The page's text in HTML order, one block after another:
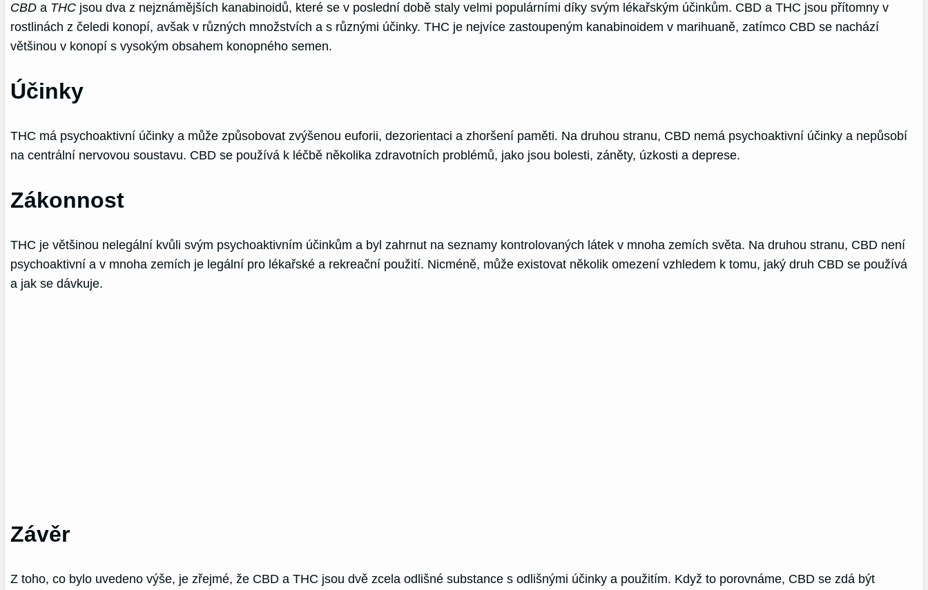
CBD a THC jsou dva z nejznámějších kanabinoidů, které se v poslední době staly velmi populárními díky svým lékařským účinkům. CBD a THC jsou přítomny v
rostlinách z čeledi konopí, avšak v různých množstvích a s různými účinky. THC je nejvíce zastoupeným kanabinoidem v marihuaně, zatímco CBD se nachází
většinou v konopí s vysokým obsahem konopného semen.
Účinky
THC má psychoaktivní účinky a může způsobovat zvýšenou euforii, dezorientaci a zhoršení paměti. Na druhou stranu, CBD nemá psychoaktivní účinky a nepůsobí
na centrální nervovou soustavu. CBD se používá k léčbě několika zdravotních problémů, jako jsou bolesti, záněty, úzkosti a deprese.
Zákonnost
THC je většinou nelegální kvůli svým psychoaktivním účinkům a byl zahrnut na seznamy kontrolovaných látek v mnoha zemích světa. Na druhou stranu, CBD není
psychoaktivní a v mnoha zemích je legální pro lékařské a rekreační použití. Nicméně, může existovat několik omezení vzhledem k tomu, jaký druh CBD se používá
a jak se dávkuje.
Závěr
Z toho, co bylo uvedeno výše, je zřejmé, že CBD a THC jsou dvě zcela odlišné substance s odlišnými účinky a použitím. Když to porovnáme, CBD se zdá být